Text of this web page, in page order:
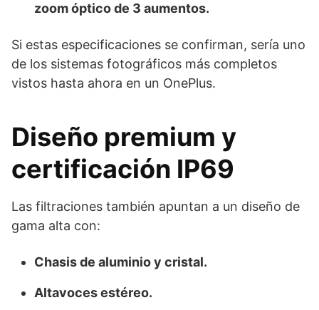
zoom óptico de 3 aumentos.
Si estas especificaciones se confirman, sería uno
de los sistemas fotográficos más completos
vistos hasta ahora en un OnePlus.
Diseño premium y
certificación IP69
Las filtraciones también apuntan a un diseño de
gama alta con:
Chasis de aluminio y cristal.
Altavoces estéreo.